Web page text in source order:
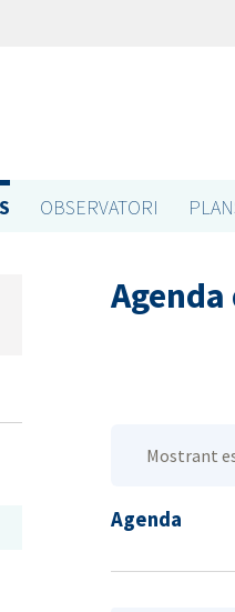
OBSERVATORI
Mostrant
Agenda